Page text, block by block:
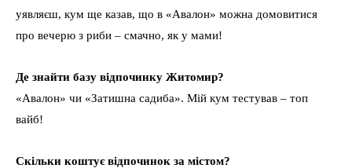
уявляєш, кум ще казав, що в «Авалон» можна домовитися
про вечерю з риби – смачно, як у мами!
Де знайти базу відпочинку Житомир?
«Авалон» чи «Затишна садиба». Мій кум тестував – топ
вайб!
Скільки коштує відпочинок за містом?